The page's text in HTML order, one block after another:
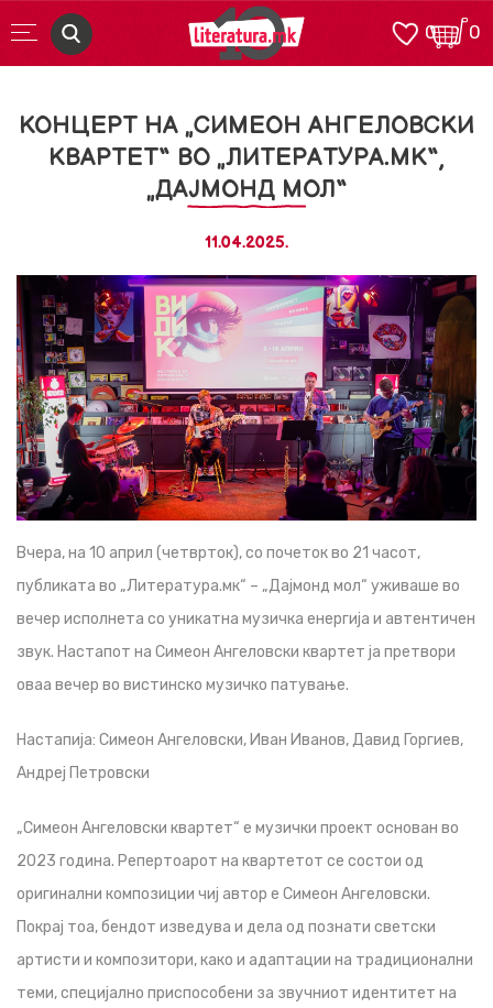
0
0
КОНЦЕРТ НА „СИМЕОН АНГЕЛОВСКИ
КВАРТЕТ“ ВО „ЛИТЕРАТУРА.МК“,
„ДАЈМОНД МОЛ“
11.04.2025.
Вчера, на 10 април (четврток), со почеток во 21 часот,
публиката во „Литература.мк“ – „Дајмонд мол“ уживаше во
вечер исполнета со уникатна музичка енергија и автентичен
звук. Настапот на Симеон Ангеловски квартет ја претвори
оваа вечер во вистинско музичко патување.
Настапија: Симеон Ангеловски, Иван Иванов, Давид Горгиев,
Андреј Петровски
„Симеон Ангеловски квартет“ е музички проект основан во
2023 година. Репертоарот на квартетот се состои од
оригинални композиции чиј автор е Симеон Ангеловски.
Покрај тоа, бендот изведува и дела од познати светски
артисти и композитори, како и адаптации на традиционални
теми, специјално приспособени за звучниот идентитет на